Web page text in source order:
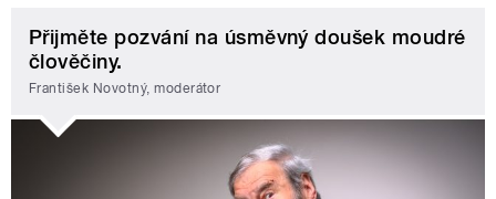
Přijměte pozvání na úsměvný doušek moudré
člověčiny.
František Novotný, moderátor